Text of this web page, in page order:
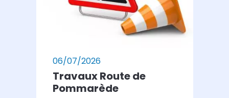
06/07/2026
Travaux Route de
Pommarède